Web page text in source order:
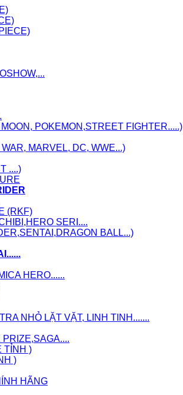
POKEMON,STREET FIGHTER.....)
MARVEL, DC, WWE...)
....)
(RKF)
SERI....
BALL...)
HERO......
NHỎ LẶT VẶT, LINH TINH.......
TỈNH )
)
HÃNG